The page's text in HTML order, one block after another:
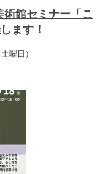
術館セミナー「こ
ます！
曜日）